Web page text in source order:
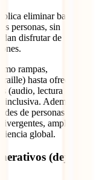
eliminar barreras
personas, sin
disfrutar de
rampas,
hasta ofrecer
(audio, lectura fácil,
inclusiva. Además,
de personas
amplía las
global.
(dejar el